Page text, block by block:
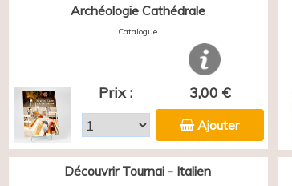
Archéologie Cathédrale
Catalogue
Prix : 3,00 €
Ajouter
Découvrir Tournai - Italien